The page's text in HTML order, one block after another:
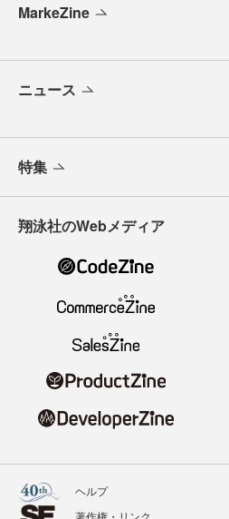
MarkeZine
ニュース
特集
翔泳社のWebメディア
ヘルプ
著作権・リンク